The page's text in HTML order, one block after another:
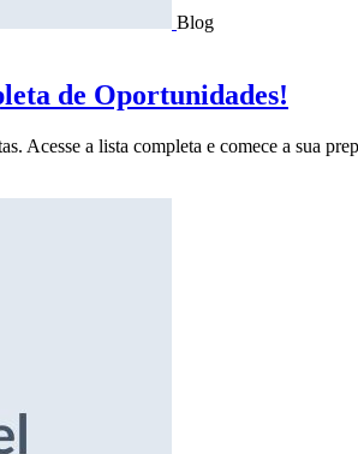
Blog
de Oportunidades!
Acesse a lista completa e comece a sua